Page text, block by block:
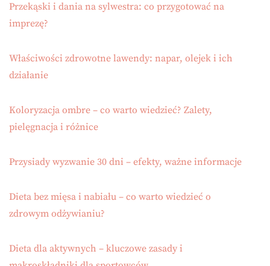
Przekąski i dania na sylwestra: co przygotować na
imprezę?
Właściwości zdrowotne lawendy: napar, olejek i ich
działanie
Koloryzacja ombre – co warto wiedzieć? Zalety,
pielęgnacja i różnice
Przysiady wyzwanie 30 dni – efekty, ważne informacje
Dieta bez mięsa i nabiału – co warto wiedzieć o
zdrowym odżywianiu?
Dieta dla aktywnych – kluczowe zasady i